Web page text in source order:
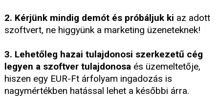
2. Kérjünk mindig demót és próbáljuk ki az adott
szoftvert, ne higgyünk a marketing üzeneteknek!
3. Lehetőleg hazai tulajdonosi szerkezetű cég
legyen a szoftver tulajdonosa és üzemeltetője,
hiszen egy EUR-Ft árfolyam ingadozás is
nagymértékben hatással lehet a későbbi árra.